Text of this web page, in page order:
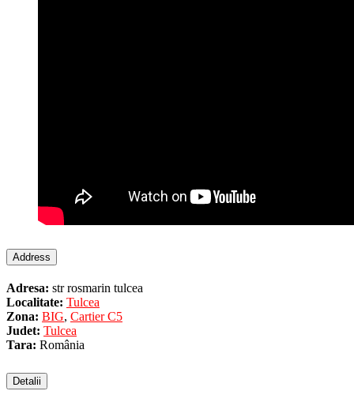
Address
Adresa: str rosmarin tulcea
Localitate: Tulcea
Zona: BIG, Cartier C5
Judet: Tulcea
Tara: România
Detalii